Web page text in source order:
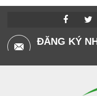
ĐĂNG KÝ